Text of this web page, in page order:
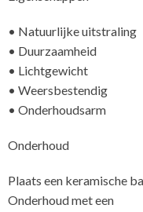
• Natuurlijke uitstraling
• Duurzaamheid
• Lichtgewicht
• Weersbestendig
• Onderhoudsarm
Onderhoud
Plaats een keramische
Onderhoud met een